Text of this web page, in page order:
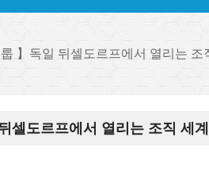
룹 】독일 뒤셀도르프에서 열리는
셀도르프에서 열리는 조직 세